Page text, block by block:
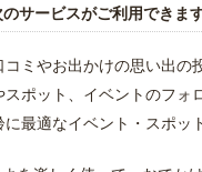
サービスがご利用できます
ミやお出かけの思い出の
ポット、イベントのフォ
に最適なイベント・スポッ